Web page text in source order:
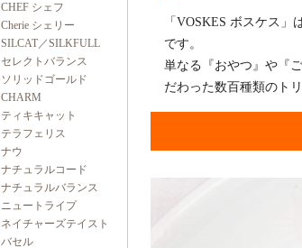
CHEF シェフ
Cherie シェリー
SILCAT／SILKFULL
セレクトバランス
ソリッドゴールド
CHARM
ティキキャット
テラフェリス
ナウ
ナチュラルコード
ナチュラルバランス
ニュートライプ
ネイチャーズテイスト
バセル
「VOSKES ボスケス
です。
単なる『おやつ』や『
だわった数百種類のト